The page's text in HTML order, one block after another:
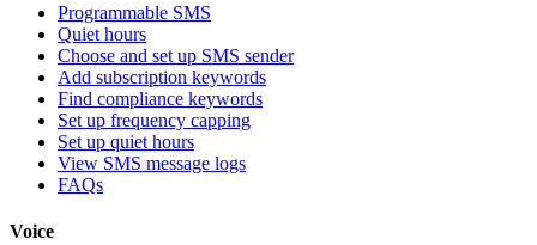
Programmable SMS
Quiet hours
Choose and set up SMS sender
Add subscription keywords
Find compliance keywords
Set up frequency capping
Set up quiet hours
View SMS message logs
FAQs
Voice